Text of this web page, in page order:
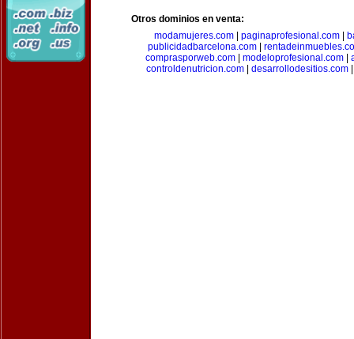
Otros dominios en venta:
modamujeres.com
paginaprofesional.com
publicidadbarcelona.com
comprasporweb.com| modeloprofesional.com|
controldenutricion.com
desarrollodesitios.com